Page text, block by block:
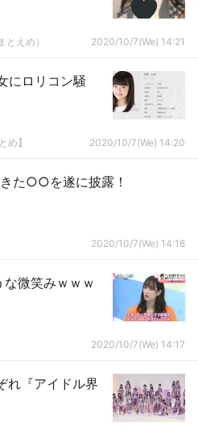
えめ） 2020/10/7(We) 14:21
にロリコン騒
め】 2020/10/7(We) 14:20
た○○を遂に披露！
2020/10/7(We) 14:18
微笑みｗｗｗ
2020/10/7(We) 14:17
れ『アイドル界